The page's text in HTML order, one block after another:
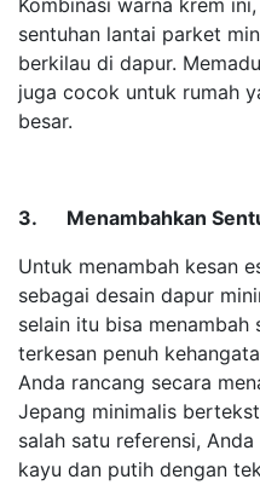
Kombinasi warna krem
sentuhan lantai parket
berkilau di dapur.
juga cocok untuk rumah
besar.
3.
Menambahkan
Untuk menambah kesan
sebagai desain dapur
selain itu bisa menambah
terkesan penuh
Anda rancang secara
Jepang minimalis
salah satu referensi,
kayu dan putih dengan